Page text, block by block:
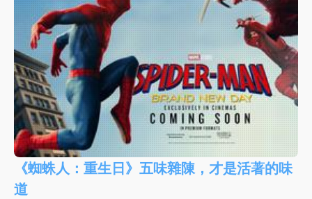
《蜘蛛人：重生日》五味雜陳，才是活著的味
道